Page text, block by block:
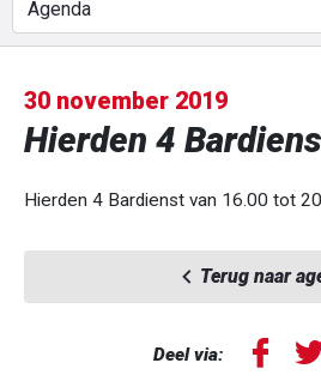
30 november 2019
Hierden 4
Hierden 4 Bardienst van 16.00 tot
Terug naar
Deel via: